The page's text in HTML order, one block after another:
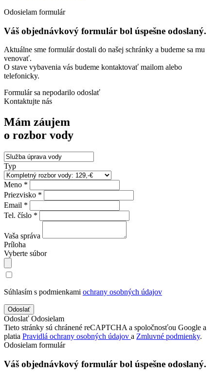
Odosielam formulár
Váš objednávkový formulár bol úspešne odoslaný.
Aktuálne sme formulár dostali do našej schránky a budeme sa mu
venovať.
O stave vybavenia vás budeme kontaktovať mailom alebo
telefonicky.
Formulár sa nepodarilo odoslať
Kontaktujte nás
Mám záujem
o rozbor vody
Typ
Meno *
Priezvisko *
Email *
Tel. číslo *
Vaša správa
Príloha
Vyberte súbor
Súhlasím s podmienkami ochrany osobných údajov
Odoslať Odosielam
Tieto stránky sú chránené reCAPTCHA a spoločnosťou Google a
platia Pravidlá ochrany osobných údajov a Zmluvné podmienky.
Odosielam formulár
Váš objednávkový formulár bol úspešne odoslaný.